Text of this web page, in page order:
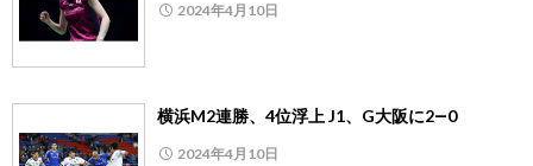
2024年4月10日
横浜M2連勝、4位浮上 J1、G大阪に2―0
2024年4月10日